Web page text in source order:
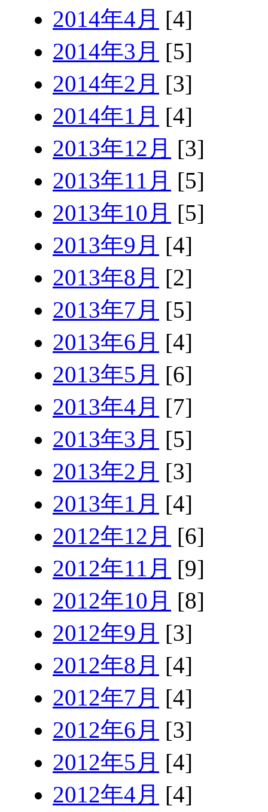
2014年4月 [4]
2014年3月 [5]
2014年2月 [3]
2014年1月 [4]
2013年12月 [3]
2013年11月 [5]
2013年10月 [5]
2013年9月 [4]
2013年8月 [2]
2013年7月 [5]
2013年6月 [4]
2013年5月 [6]
2013年4月 [7]
2013年3月 [5]
2013年2月 [3]
2013年1月 [4]
2012年12月 [6]
2012年11月 [9]
2012年10月 [8]
2012年9月 [3]
2012年8月 [4]
2012年7月 [4]
2012年6月 [3]
2012年5月 [4]
2012年4月 [4]